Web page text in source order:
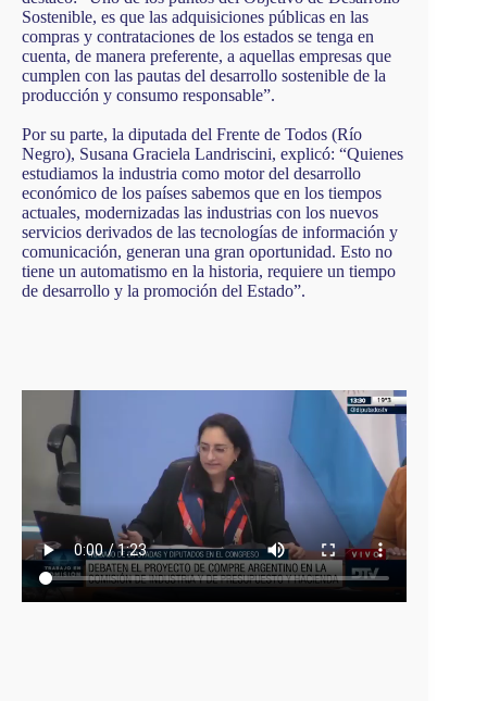
Sostenible, es que las adquisiciones públicas en las
compras y contrataciones de los estados se tenga en
cuenta, de manera preferente, a aquellas empresas que
cumplen con las pautas del desarrollo sostenible de la
producción y consumo responsable”.
Por su parte, la diputada del Frente de Todos (Río
Negro), Susana Graciela Landriscini, explicó: “Quienes
estudiamos la industria como motor del desarrollo
económico de los países sabemos que en los tiempos
actuales, modernizadas las industrias con los nuevos
servicios derivados de las tecnologías de información y
comunicación, generan una gran oportunidad. Esto no
tiene un automatismo en la historia, requiere un tiempo
de desarrollo y la promoción del Estado”.